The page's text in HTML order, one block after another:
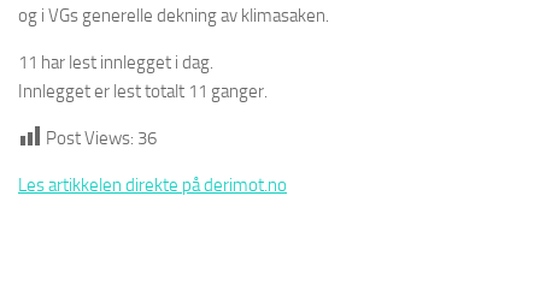
og i VGs generelle dekning av klimasaken.
11 har lest innlegget i dag.
Innlegget er lest totalt 11 ganger.
Post Views: 36
Les artikkelen direkte på derimot.no